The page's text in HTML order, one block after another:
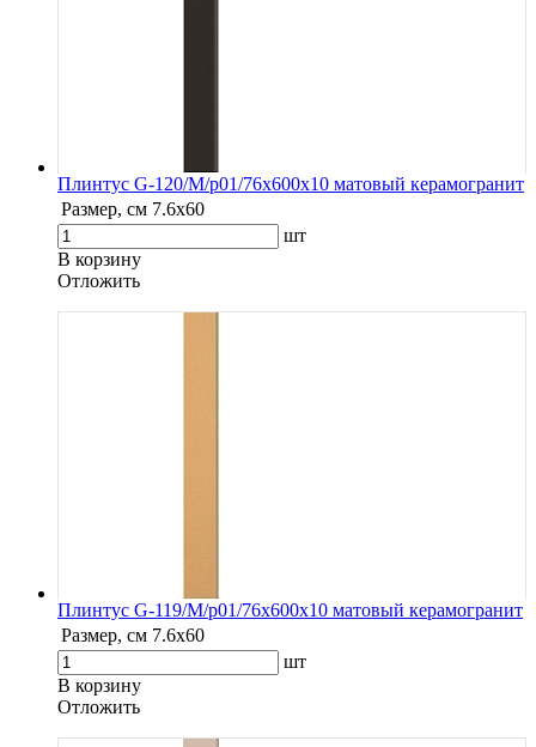
Плинтус G-120/М/p01/76x600x10 матовый керамогранит
Размер, см 7.6х60
шт
В корзину
Oтложить
Плинтус G-119/М/p01/76x600x10 матовый керамогранит
Размер, см 7.6х60
шт
В корзину
Oтложить